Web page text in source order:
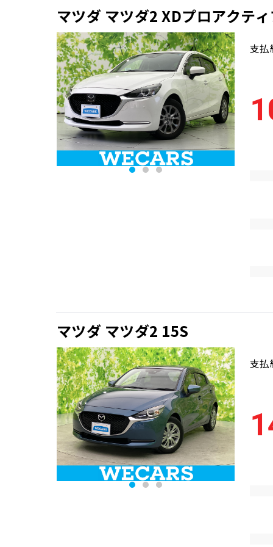
マツダ マツダ2 XDプロアクテ
支払
マツダ マツダ2 15S
支払